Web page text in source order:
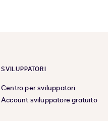
SVILUPPATORI
Centro per sviluppatori
Account sviluppatore gratuito